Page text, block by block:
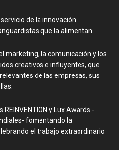
de la innovación
que la alimentan.
marketing, la comunicación y los
creativos e influyentes, que
de las empresas, sus
y Lux Awards -
fomentando la
el trabajo extraordinario